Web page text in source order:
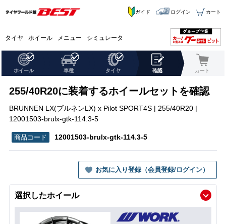
タイヤ ホイール メニュー シミュレータ
ガイド ログイン カート
ホイール 車種 タイヤ 確認 カート
255/40R20に装着するホイールセットを確認
BRUNNEN LX(ブルネンLX) x Pilot SPORT4S | 255/40R20 |
12001503-brulx-gtk-114.3-5
12001503-brulx-gtk-114.3-5
お気に入り登録（会員登録/ログイン）
選択したホイール